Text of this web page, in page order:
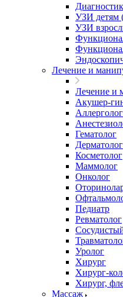
УЗИ детям
УЗИ
Лечение и
Лечение и
Акушер-
Гематолог
Дерматолог
Косметолог
Маммолог
Онколог
Педиатр
Ревматолог
Уролог
Хирург
Хирург-
Хирург,
Массаж